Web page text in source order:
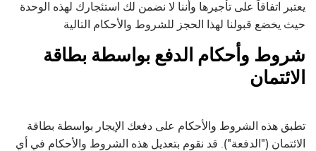
يعتبر اتفاقاً على تأجيرها وأننا لا نضمن لك استئجارك لهذه الوحدة
حيث يخضع قبولنا لهذا الحجز للشروط والأحكام التالية
شروط وأحكام الدفع بواسطة بطاقة
الائتمان
تطبق هذه الشروط والأحكام على دفعك الإيجار بواسطة بطاقة
الائتمان ("الدفعة"). قد نقوم بتعديل هذه الشروط والأحكام في أي